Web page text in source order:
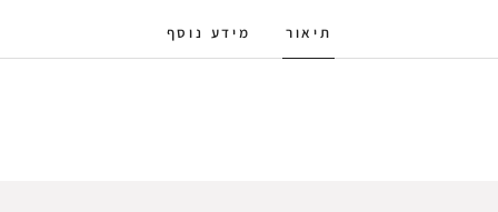
תיאור מידע נוסף